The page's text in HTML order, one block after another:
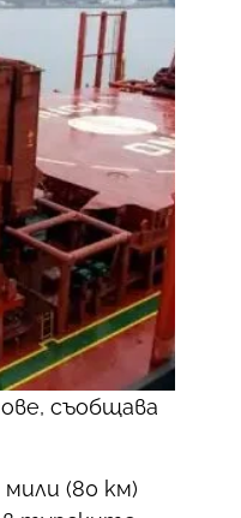
съобщава
(80 км)